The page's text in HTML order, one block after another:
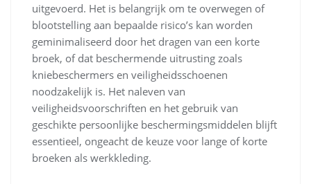
uitgevoerd. Het is belangrijk om te overwegen of
blootstelling aan bepaalde risico’s kan worden
geminimaliseerd door het dragen van een korte
broek, of dat beschermende uitrusting zoals
kniebeschermers en veiligheidsschoenen
noodzakelijk is. Het naleven van
veiligheidsvoorschriften en het gebruik van
geschikte persoonlijke beschermingsmiddelen blijft
essentieel, ongeacht de keuze voor lange of korte
broeken als werkkleding.